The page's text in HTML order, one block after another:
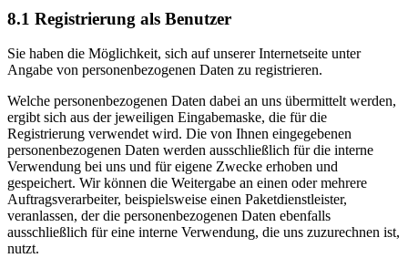
8.1 Registrierung als Benutzer
Sie haben die Möglichkeit, sich auf unserer Internetseite unter
Angabe von personenbezogenen Daten zu registrieren.
Welche personenbezogenen Daten dabei an uns übermittelt werden,
ergibt sich aus der jeweiligen Eingabemaske, die für die
Registrierung verwendet wird. Die von Ihnen eingegebenen
personenbezogenen Daten werden ausschließlich für die interne
Verwendung bei uns und für eigene Zwecke erhoben und
gespeichert. Wir können die Weitergabe an einen oder mehrere
Auftragsverarbeiter, beispielsweise einen Paketdienstleister,
veranlassen, der die personenbezogenen Daten ebenfalls
ausschließlich für eine interne Verwendung, die uns zuzurechnen ist,
nutzt.